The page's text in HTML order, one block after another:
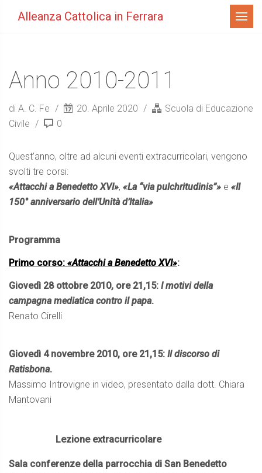
Alleanza Cattolica in Ferrara Menù
Anno 2010-2011
di A. C. Fe 20. Aprile 2020
Scuola di Educazione
Civile
0
Quest’anno, oltre ad alcuni eventi extracurricolari, vengono
svolti tre corsi:
«Attacchi a Benedetto XVI», «La “via pulchritudinis”» e «Il
150° anniversario dell’Unità d’Italia»
Programma
Primo corso: «Attacchi a Benedetto XVI»:
Giovedì 28 ottobre 2010, ore 21,15: I motivi della
campagna mediatica contro il papa.
Renato Cirelli
Giovedì 4 novembre 2010, ore 21,15: Il discorso di
Ratisbona.
Massimo Introvigne in video, presentato dalla dott. Chiara
Mantovani
Lezione extracurricolare
Sala conferenze della parrocchia di San Benedetto